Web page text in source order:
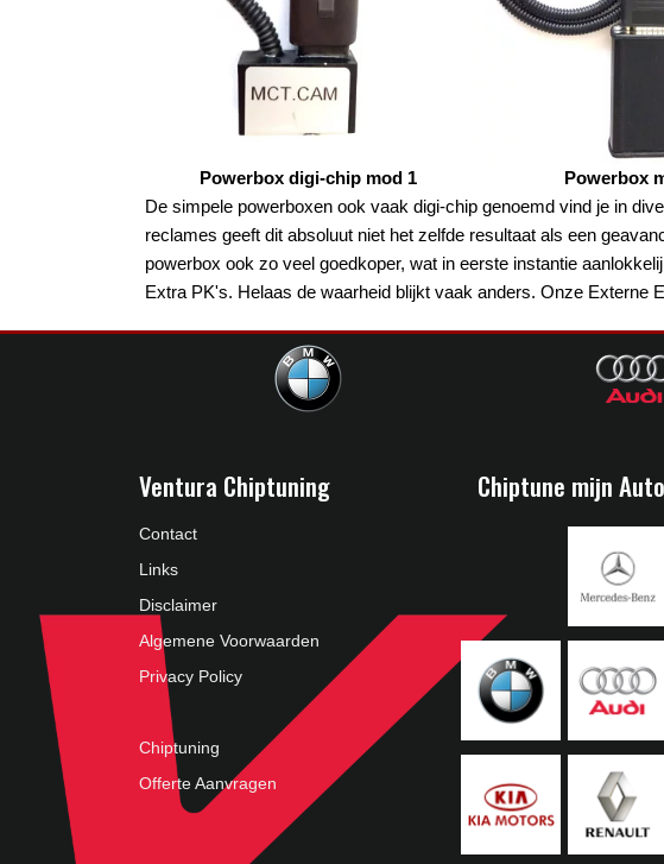
Powerbox digi-chip mod 1 Powerbox
De simpele powerboxen ook vaak digi-chip genoemd vind je in
reclames geeft dit absoluut niet het zelfde resultaat als een
powerbox ook zo veel goedkoper, wat in eerste instantie
Extra PK's. Helaas de waarheid blijkt vaak anders. Onze Externe
Ventura Chiptuning
Contact
Links
Disclaimer
Algemene Voorwaarden
Privacy Policy
Chiptuning
Offerte Aanvragen
Chiptune mijn Auto